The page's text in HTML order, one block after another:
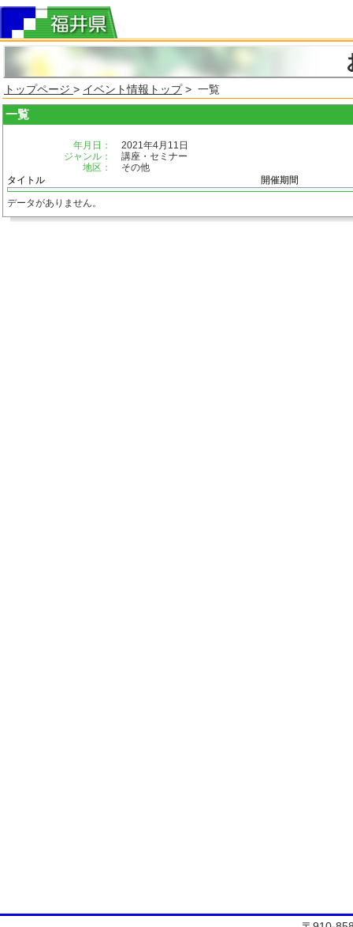
トップページ > イベント情報トップ> 一覧
一覧
年月日：
2021年4月11日
ジャンル：
講座・セミナー
地区：
その他
タイトル
開催期間
データがありません。